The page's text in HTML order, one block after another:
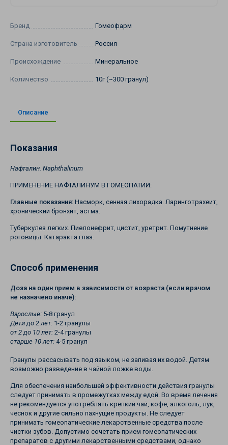
Бренд Гомеофарм
Страна изготовитель Россия
Происхождение Минеральное
Количество 10г (~300 гранул)
Описание
Показания
Нафталин. Naphthalinum
ПРИМЕНЕНИЕ НАФТАЛИНУМ В ГОМЕОПАТИИ:
Главные показания: Насморк, сенная лихорадка. Ларинготрахеит,
хронический бронхит, астма.
Туберкулез легких. Пиелонефрит, цистит, уретрит. Помутнение
роговицы. Катаракта глаз.
Способ применения
Доза на один прием в зависимости от возраста (если врачом
не назначено иначе):
Взрослые: 5-8 гранул
Дети до 2 лет: 1-2 гранулы
от 2 до 10 лет: 2-4 гранулы
старше 10 лет: 4-5 гранул
Гранулы рассасывать под языком, не запивая их водой. Детям
возможно разведение в чайной ложке воды.
Для обеспечения наибольшей эффективности действия гранулы
следует принимать в промежутках между едой. Во время лечения
не рекомендуется употреблять крепкий чай, кофе, алкоголь, лук,
чеснок и другие сильно пахнущие продукты. Не следует
принимать гомеопатические лекарственные средства после
чистки зубов. Допустимо сочетать прием гомеопатических
препаратов с другими лекарственными средствами, однако